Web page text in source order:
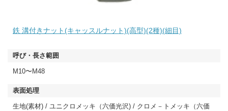
鉄 溝付きナット(キャッスルナット)(高型)(2種)(細目)
M10〜M48
生地(素材) / ユニクロメッキ（六価光沢) / クロメ－トメッキ（六価